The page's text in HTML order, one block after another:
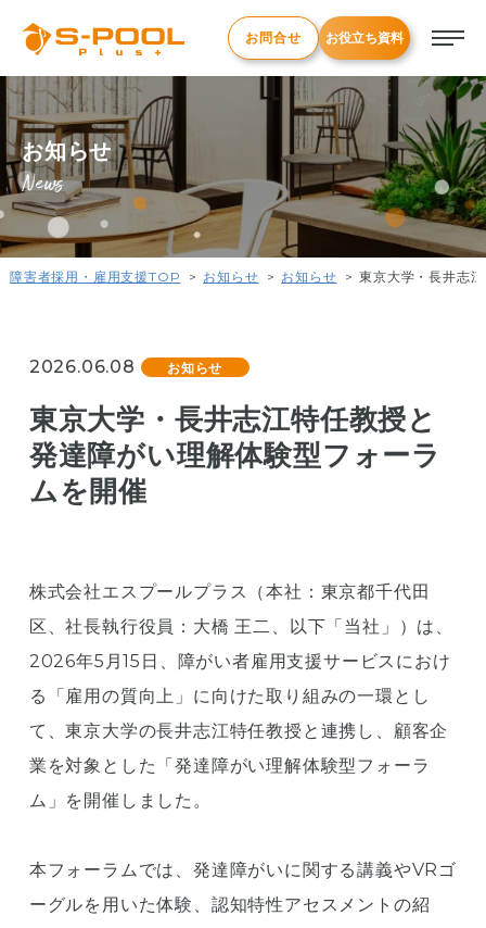
お問合せ お役立ち資料
お知らせ
News
障害者採用・雇用支援TOP お知らせ お知らせ 東京大学・長井志
2026.06.08 お知らせ
東京大学・長井志江特任教授と
発達障がい理解体験型フォーラ
ムを開催
株式会社エスプールプラス（本社：東京都千代田
区、社長執行役員：大橋 王二、以下「当社」）は、
2026年5月15日、障がい者雇用支援サービスにおけ
る「雇用の質向上」に向けた取り組みの一環とし
て、東京大学の長井志江特任教授と連携し、顧客企
業を対象とした「発達障がい理解体験型フォーラ
ム」を開催しました。
本フォーラムでは、発達障がいに関する講義やVRゴ
ーグルを用いた体験、認知特性アセスメントの紹